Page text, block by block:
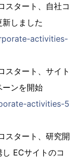
スタート、自社コ
しました
activities-
スタート、サイト
ーンを開始
activities-5
スタート、研究開
ECサイトのコ